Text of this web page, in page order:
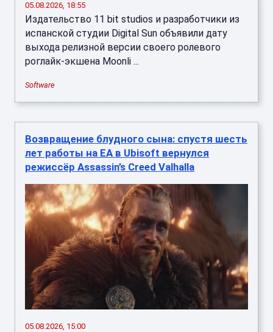
05.08.2026, 18:55
Издательство 11 bit studios и разработчики из
испанской студии Digital Sun объявили дату
выхода релизной версии своего ролевого
роглайк-экшена Moonli ...
Software
Возвращение блудного сына: спустя шесть
лет работы на EA в Ubisoft вернулся
режиссёр Assassin’s Creed Valhalla
05.08.2026, 15:00